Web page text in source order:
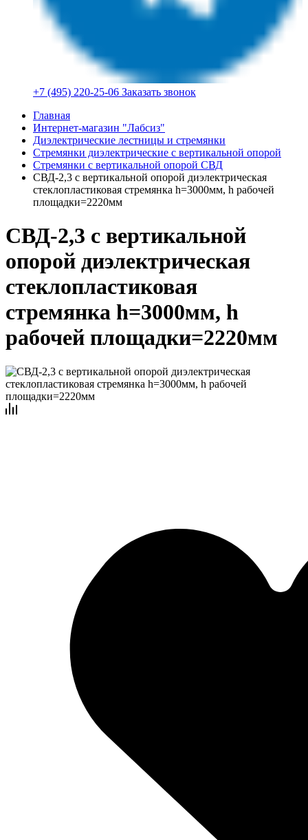
+7 (495) 220-25-06 Заказать звонок
Главная
Интернет-магазин "Лабсиз"
Диэлектрические лестницы и стремянки
Стремянки диэлектрические с вертикальной опорой
Стремянки с вертикальной опорой СВД
СВД-2,3 с вертикальной опорой диэлектрическая
стеклопластиковая стремянка h=3000мм, h рабочей
площадки=2220мм
СВД-2,3 с вертикальной
опорой диэлектрическая
стеклопластиковая
стремянка h=3000мм, h
рабочей площадки=2220мм